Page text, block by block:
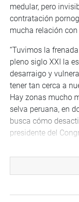
medular, pero
contratación
mucha relación
“Tuvimos la
pleno siglo XXI la
desarraigo y
tener tan cerca a
Hay zonas mucho
selva peruana, en
busca cómo
presidente del
he encontrado a
preocupan por